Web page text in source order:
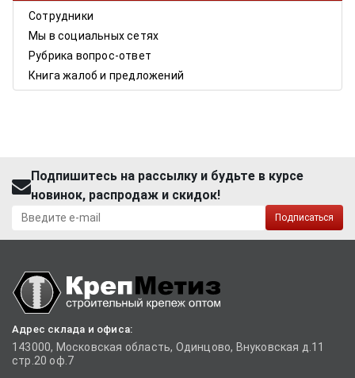
Сотрудники
Мы в социальных сетях
Рубрика вопрос-ответ
Книга жалоб и предложений
Подпишитесь на рассылку и будьте в курсе
новинок, распродаж и скидок!
Подписаться
Адрес склада и офиса:
143000, Московская область, Одинцово, Внуковская д.11
стр.20 оф.7